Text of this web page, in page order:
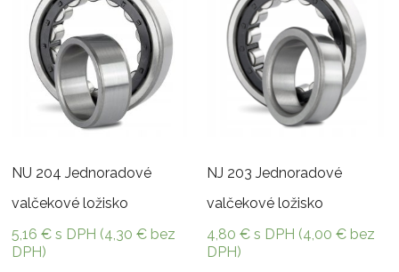
NU 204 Jednoradové
valčekové ložisko
5,16€ s DPH (4,30€ bez
DPH)
NJ 203 Jednoradové
valčekové ložisko
4,80€ s DPH (4,00€ bez
DPH)